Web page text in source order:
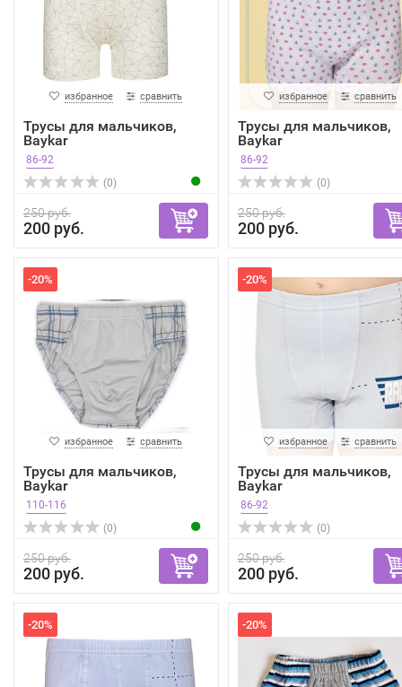
избранное сравнить
Трусы для мальчиков,
Baykar
86-92
(0)
250 руб.
200 руб.
избранное сравнить
Трусы для мальчиков,
Baykar
86-92
(0)
250 руб.
200 руб.
-20%
избранное сравнить
Трусы для мальчиков,
Baykar
110-116
(0)
250 руб.
200 руб.
-20%
избранное сравнить
Трусы для мальчиков,
Baykar
86-92
(0)
250 руб.
200 руб.
-20% -20%